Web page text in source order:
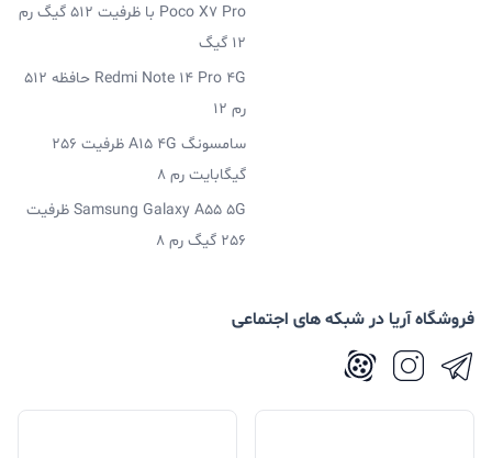
Poco X7 Pro با ظرفیت 512 گیگ رم
12 گیگ
Redmi Note 14 Pro 4G حافظه 512
رم 12
سامسونگ A15 4G ظرفیت 256
گیگابایت رم 8
Samsung Galaxy A55 5G ظرفیت
256 گیگ رم 8
فروشگاه آریا در شبکه های اجتماعی